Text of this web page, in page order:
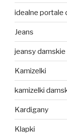
idealne portale
Jeans
jeansy damskie
Kamizelki
kamizelki
Kardigany
Klapki